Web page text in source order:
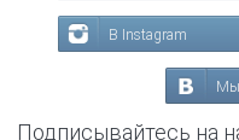
В Instagram
Мы
Подписывайтесь на